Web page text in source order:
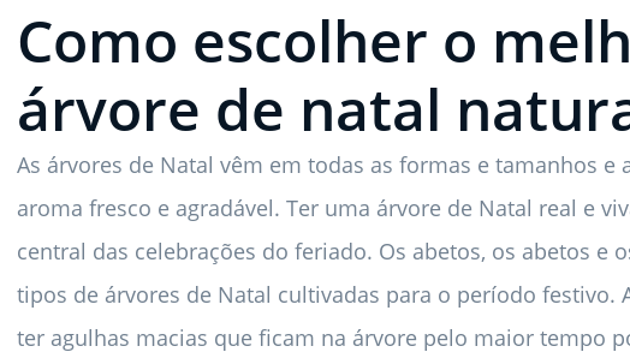
Como escolher o
árvore de natal
As árvores de Natal vêm em todas as formas e tamanhos
aroma fresco e agradável. Ter uma árvore de Natal real e
central das celebrações do feriado. Os abetos, os abetos e
tipos de árvores de Natal cultivadas para o período festivo.
ter agulhas macias que ficam na árvore pelo maior tempo